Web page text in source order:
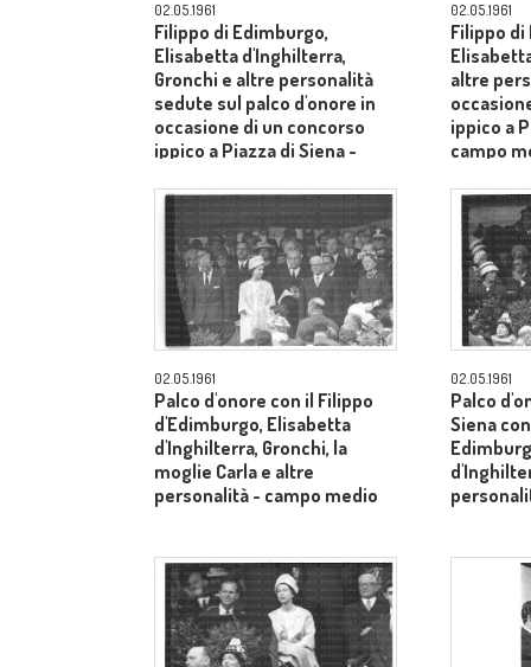
02.05.1961
Filippo di Edimburgo,
Elisabetta d'Inghilterra,
Gronchi e altre personalità
sedute sul palco d'onore in
occasione di un concorso
ippico a Piazza di Siena -
02.05.1961
Filippo di
altre
ippico a
campo
02.05.1961
Palco d'onore con il Filippo
d'Edimburgo, Elisabetta
d'Inghilterra, Gronchi, la
moglie Carla e altre
personalità - campo medio
02.05.1961
Palco
Siena